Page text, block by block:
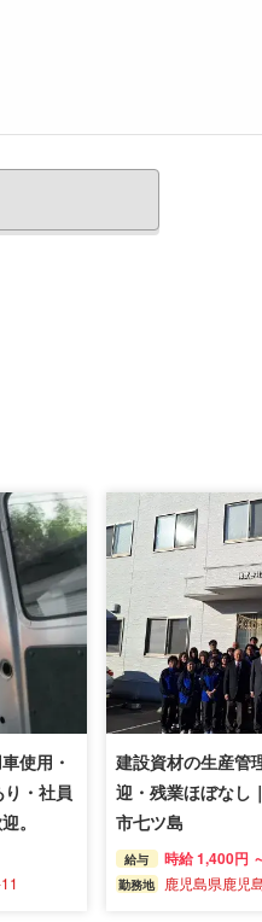
使用・
・社員
。
建設資材の生産管
迎・残業ほぼなし
市七ツ島
給与 時給 1,400円
勤務地 鹿児島県鹿児